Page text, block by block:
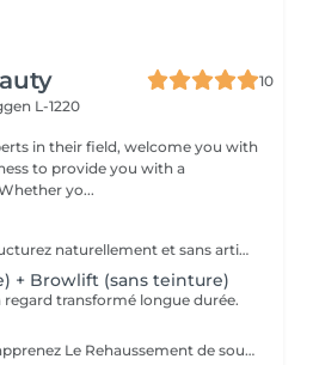
10
L-1220
in their field, welcome you with
to provide you with a
yo...
Sans teinture Relevez, structurez naturellement et sans artifices vos sourcils pour un effet regard rajeunit et plus ouvert.
+ Browlift (sans teinture)
transformé longue durée.
Lors de cette formation, apprenez Le Rehaussement de sourcils, coiffer et structurer les sourcils naturels de vos clientes sans artifices. Teinture de sourcils, soulignez le regard en utilisant la teinte la plus adapté.